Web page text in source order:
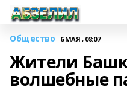
Общество 6 МАЯ , 08:07
Жители
волшебные